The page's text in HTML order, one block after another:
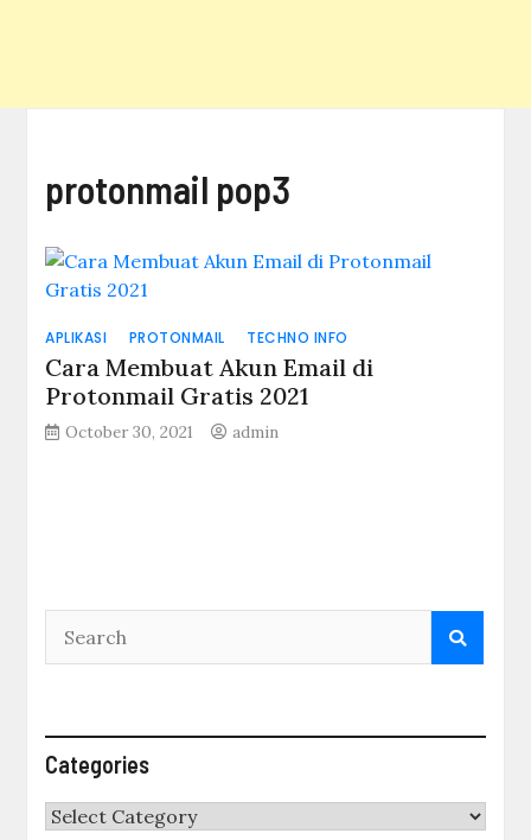
protonmail pop3
APLIKASI PROTONMAIL TECHNO INFO
Cara Membuat Akun Email di
Protonmail Gratis 2021
October 30, 2021 admin
Categories
Categories